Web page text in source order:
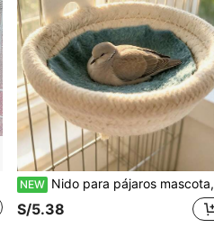
NEW Nido para pájaros mascota, jaula de cría con cueva de cuerda de algodón colgante, nido de pájaro tejido a mano con cuerda, nido para pájaros pequeños y medianos, nido multifuncional para mascotas, nido perfecto para pájaros mascota, fácil instalación, adecuado para cacatúas, loros, agapornis, periquitos, etc., gran regalo para amantes de los pájaros, regalo de Halloween, regalo del Día del Maestro (requiere ensamblaje)
S/5.38